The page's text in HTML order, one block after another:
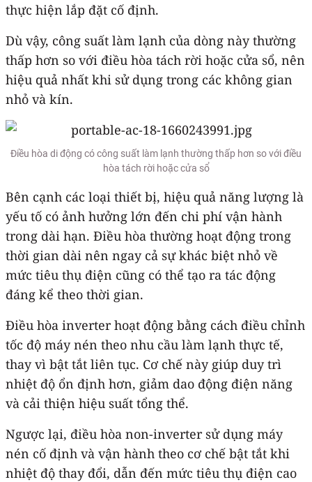
thực hiện lắp đặt cố định.
Dù vậy, công suất làm lạnh của dòng này thường
thấp hơn so với điều hòa tách rời hoặc cửa sổ, nên
hiệu quả nhất khi sử dụng trong các không gian
nhỏ và kín.
Điều hòa di động có công suất làm lạnh thường thấp hơn so với điều
hòa tách rời hoặc cửa sổ
Bên cạnh các loại thiết bị, hiệu quả năng lượng là
yếu tố có ảnh hưởng lớn đến chi phí vận hành
trong dài hạn. Điều hòa thường hoạt động trong
thời gian dài nên ngay cả sự khác biệt nhỏ về
mức tiêu thụ điện cũng có thể tạo ra tác động
đáng kể theo thời gian.
Điều hòa inverter hoạt động bằng cách điều chỉnh
tốc độ máy nén theo nhu cầu làm lạnh thực tế,
thay vì bật tắt liên tục. Cơ chế này giúp duy trì
nhiệt độ ổn định hơn, giảm dao động điện năng
và cải thiện hiệu suất tổng thể.
Ngược lại, điều hòa non-inverter sử dụng máy
nén cố định và vận hành theo cơ chế bật tắt khi
nhiệt độ thay đổi, dẫn đến mức tiêu thụ điện cao